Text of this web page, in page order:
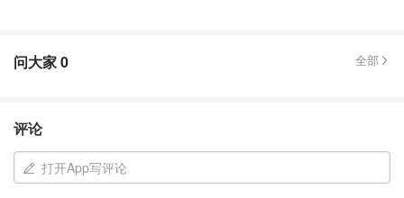
问大家0 全部
评论
打开App写评论